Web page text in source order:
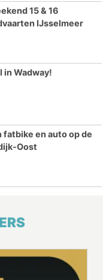
15 & 16
IJsselmeer
in Wadway!
en auto op de
Oost